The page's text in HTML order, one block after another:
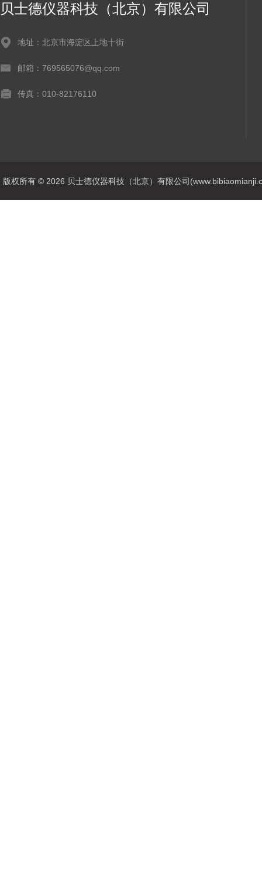
贝士德仪器科技（北京）有限公司
地址：北京市海淀区上地十街
邮箱：769565076@qq.com
传真：010-82176110
版权所有 © 2026 贝士德仪器科技（北京）有限公司